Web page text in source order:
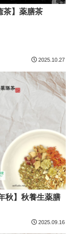
茶】薬膳茶
2025.10.27
秋】秋養生薬膳
2025.09.16